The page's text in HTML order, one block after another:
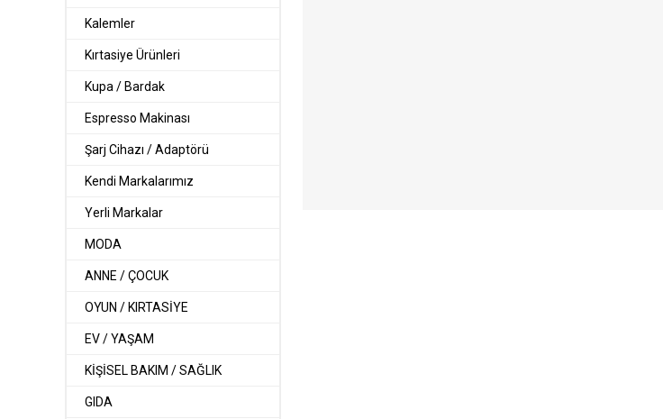
Kalemler
Kırtasiye Ürünleri
Kupa / Bardak
Espresso Makinası
Şarj Cihazı / Adaptörü
Kendi Markalarımız
Yerli Markalar
MODA
ANNE / ÇOCUK
OYUN / KIRTASİYE
EV / YAŞAM
KİŞİSEL BAKIM / SAĞLIK
GIDA